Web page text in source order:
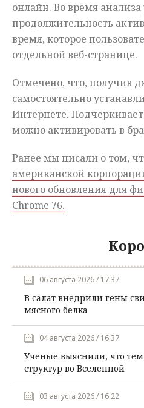
онлайн. Во время
продолжительность
время, которое
отдельной веб-странице.
Отмечено, что, получив
самостоятельно
Интернете.
можно активировать в
Ранее мы писали о том,
американской
нового обновления для
Chrome 76.
06 августа 2026 / 17:37
В салат внедрили гены
мясного белка
04 августа 2026 / 16:37
Ученые выяснили, что
структур во Вселенной
03 августа 2026 / 16:22